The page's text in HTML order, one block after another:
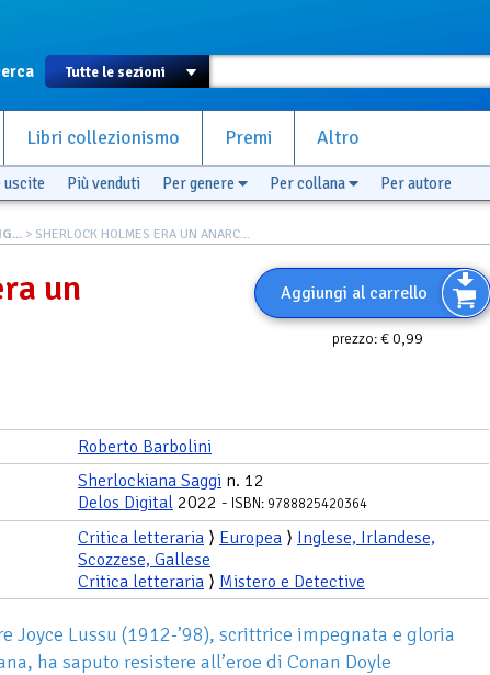
Libri collezionismo Premi Altro
uscite Più venduti Per genere Per collana Per autore
> SHERLOCK HOLMES ERA UN ANARC...
Aggiungi al carrello
prezzo:€ 0,99
un
Roberto Barbolini
Sherlockiana Saggi n. 12
Delos Digital 2022 - ISBN: 9788825420364
Critica letteraria ⟩ Europea ⟩ Inglese, Irlandese,
Scozzese, Gallese
Critica letteraria ⟩ Mistero e Detective
Joyce Lussu (1912-’98), scrittrice impegnata e gloria
ha saputo resistere all’eroe di Conan Doyle